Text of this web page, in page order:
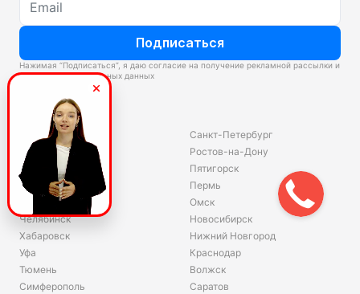
Подписаться
Нажимая “Подписаться”, я даю согласие на получение рекламной рассылки и
обработку персональных данных
Склады
Владивосток
Екатеринбург
Красноярск
Волгоград
Ярославль
Челябинск
Хабаровск
Уфа
Тюмень
Симферополь
Санкт-Петербург
Ростов-на-Дону
Пятигорск
Пермь
Омск
Новосибирск
Нижний Новгород
Краснодар
Волжск
Саратов